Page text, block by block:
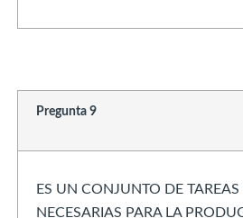
Pregunta 9
ES UN CONJUNTO DE
NECESARIAS PARA LA